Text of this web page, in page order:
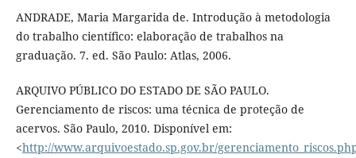
ANDRADE, Maria Margarida de. Introdução à metodologia
do trabalho científico: elaboração de trabalhos na
graduação. 7. ed. São Paulo: Atlas, 2006.
ARQUIVO PÚBLICO DO ESTADO DE SÃO PAULO.
Gerenciamento de riscos: uma técnica de proteção de
acervos. São Paulo, 2010. Disponível em:
<http://www.arquivoestado.sp.gov.br/